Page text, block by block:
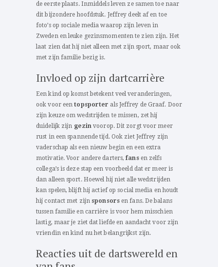
de eerste plaats. Inmiddels leven ze samen toe naar
dit bijzondere hoofdstuk. Jeffrey deelt af en toe
foto’s op sociale media waarop zijn leven in
Zweden en leuke gezinsmomenten te zien zijn. Het
laat zien dat hij niet alleen met zijn sport, maar ook
met zijn familie bezig is.
Invloed op zijn dartcarrière
Een kind op komst betekent veel veranderingen,
ook voor eentopsporter als Jeffrey de Graaf. Door
zijn keuze om wedstrijden te missen, zet hij
duidelijk zijn gezin voorop. Dit zorgt voor meer
rust in een spannende tijd. Ook ziet Jeffrey zijn
vaderschap als een nieuw begin en een extra
motivatie. Voor andere darters,fansen zelfs
collega’s is deze stap een voorbeeld dat er meer is
dan alleen sport. Hoewel hij niet alle wedstrijden
kan spelen, blijft hij actief op social media en houdt
hij contact met zijn sponsorsen fans. De balans
tussen familie en carrière is voor hem misschien
lastig, maar je ziet dat liefde en aandacht voor zijn
vriendin en kind nu het belangrijkst zijn.
Reacties uit de dartswereld en